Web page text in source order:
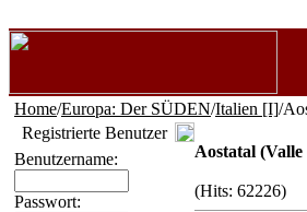
Home/Europa: Der SÜDEN/Italien [I]/
Registrierte Benutzer
Benutzername:
Passwort:
Aostatal
(Hits: 62226)